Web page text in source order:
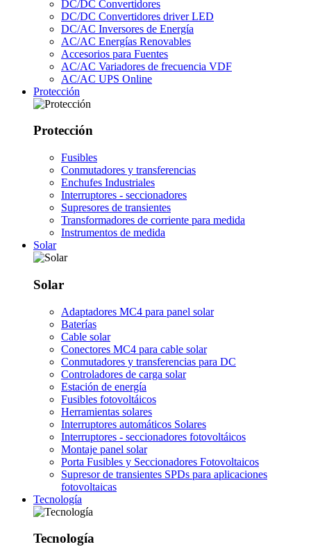
DC/DC Convertidores
DC/DC Convertidores driver LED
DC/AC Inversores de Energía
AC/AC Energías Renovables
Accesorios para Fuentes
AC/AC Variadores de frecuencia VDF
AC/AC UPS Online
Protección
Protección
Fusibles
Conmutadores y transferencias
Enchufes Industriales
Interruptores - seccionadores
Supresores de transientes
Transformadores de corriente para medida
Instrumentos de medida
Solar
Solar
Adaptadores MC4 para panel solar
Baterías
Cable solar
Conectores MC4 para cable solar
Conmutadores y transferencias para DC
Controladores de carga solar
Estación de energía
Fusibles fotovoltáicos
Herramientas solares
Interruptores automáticos Solares
Interruptores - seccionadores fotovoltáicos
Montaje panel solar
Porta Fusibles y Seccionadores Fotovoltaicos
Supresor de transientes SPDs para aplicaciones
fotovoltaicas
Tecnología
Tecnología